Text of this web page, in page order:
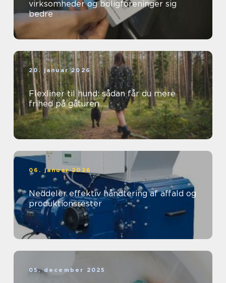
virksomheder og boligforeninger sig
bedre
20. januar 2026
Flexliner til hund: sådan får du mere
frihed på gåturen
06. januar 2026
Neddeler effektiv håndtering af affald og
produktionsrester
05. december 2025